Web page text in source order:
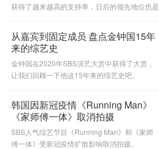
获得了越来越高的支持率，日后的领先地位也是
从嘉宾到固定成员 盘点金钟国15年
来的综艺史
金钟国在2020年SBS演艺大赏中获得了大赏，
让我们回顾一下他这15年来的综艺史吧。
韩国因新冠疫情《Running Man》
《家师傅一体》取消拍摄
SBS人气综艺节目《Running Man》和《家师
傅一体》受新冠疫情扩散影响取消拍摄。